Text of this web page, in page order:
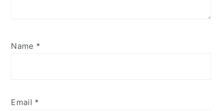
Name *
Email *